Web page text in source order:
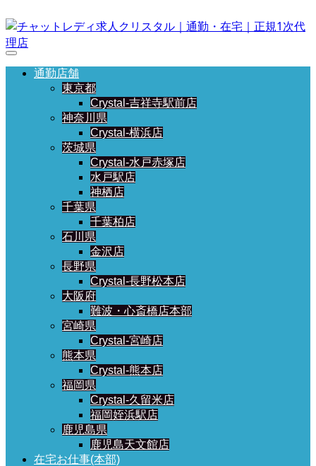
通勤店舗
東京都
Crystal-吉祥寺駅前店
神奈川県
Crystal-横浜店
茨城県
Crystal-水戸赤塚店
水戸駅店
神栖店
千葉県
千葉柏店
石川県
金沢店
長野県
Crystal-長野松本店
大阪府
難波・心斎橋店本部
宮崎県
Crystal-宮崎店
熊本県
Crystal-熊本店
福岡県
Crystal-久留米店
福岡姪浜駅店
鹿児島県
鹿児島天文館店
在宅お仕事(本部)